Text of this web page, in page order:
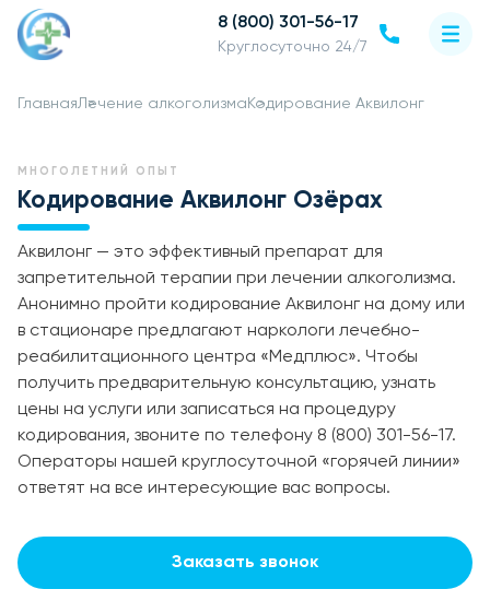
8 (800) 301-56-17
Круглосуточно 24/7
ГлавнаяЛечение алкоголизма Кодирование Аквилонг
МНОГОЛЕТНИЙ ОПЫТ
Кодирование Аквилонг Озёрах
Аквилонг — это эффективный препарат для
запретительной терапии при лечении алкоголизма.
Анонимно пройти кодирование Аквилонг на дому или
в стационаре предлагают наркологи лечебно-
реабилитационного центра «Медплюс». Чтобы
получить предварительную консультацию, узнать
цены на услуги или записаться на процедуру
кодирования, звоните по телефону 8 (800) 301-56-17.
Операторы нашей круглосуточной «горячей линии»
ответят на все интересующие вас вопросы.
Заказать звонок